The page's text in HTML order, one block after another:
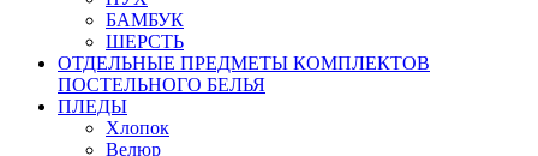
БАМБУК
ШЕРСТЬ
ОТДЕЛЬНЫЕ ПРЕДМЕТЫ КОМПЛЕКТОВ
ПОСТЕЛЬНОГО БЕЛЬЯ
ПЛЕДЫ
Хлопок
Велюр